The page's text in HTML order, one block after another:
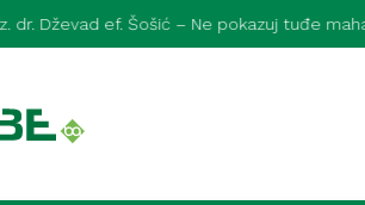
dr. Dževad ef. Šošić – Ne pokazuj tuđe